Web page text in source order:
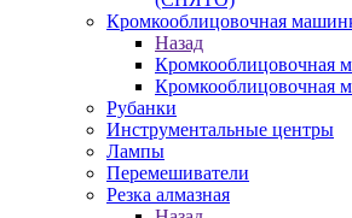
Кромкооблицовочная
Назад
Кромкооблицовочная
Кромкооблицовочная
Рубанки
Инструментальные центры
Лампы
Перемешиватели
Резка алмазная